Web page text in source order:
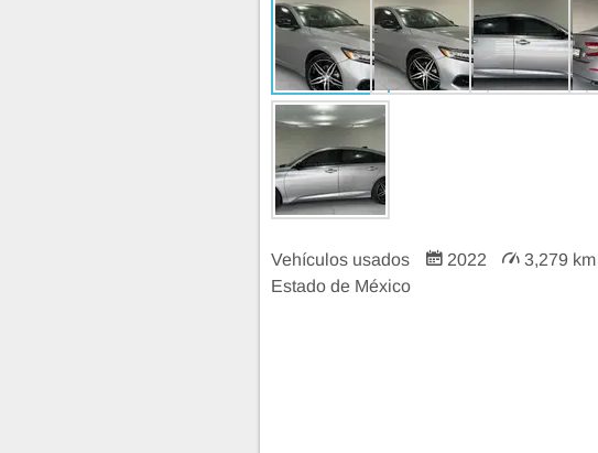
Vehículos usados 2022 3,279 km
Estado de México